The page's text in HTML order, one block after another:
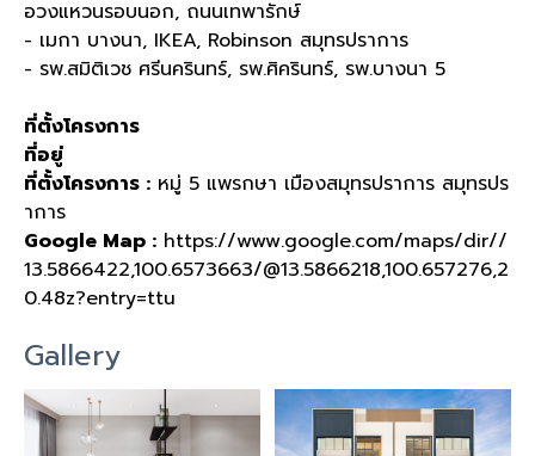
อวงแหวนรอบนอก, ถนนเทพารักษ์
- เมกา บางนา, IKEA, Robinson สมุทรปราการ
- รพ.สมิติเวช ศรีนครินทร์, รพ.ศิครินทร์, รพ.บางนา 5
ที่ตั้งโครงการ
ที่อยู่
ที่ตั้งโครงการ : หมู่ 5 แพรกษา เมืองสมุทรปราการ สมุทรปร
าการ
Google Map : https://www.google.com/maps/dir//
13.5866422,100.6573663/@13.5866218,100.657276,2
0.48z?entry=ttu
Gallery